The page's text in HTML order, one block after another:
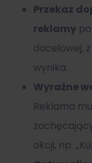
Przekaz
reklamy
docelowej,
wynika.
Wyraźne
Reklama
akcji, np.